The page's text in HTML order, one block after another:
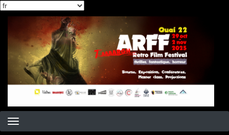
au
contenu
principal
Select
your